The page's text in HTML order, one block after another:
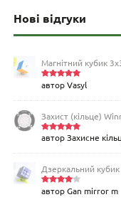
Нові відгуки
Магнітний кубик
Оцінено
автор Vasyl
Захист (кільце)
Оцінено
автор Захисне
Дзеркальний
Оцінен
автор Gan mirror m